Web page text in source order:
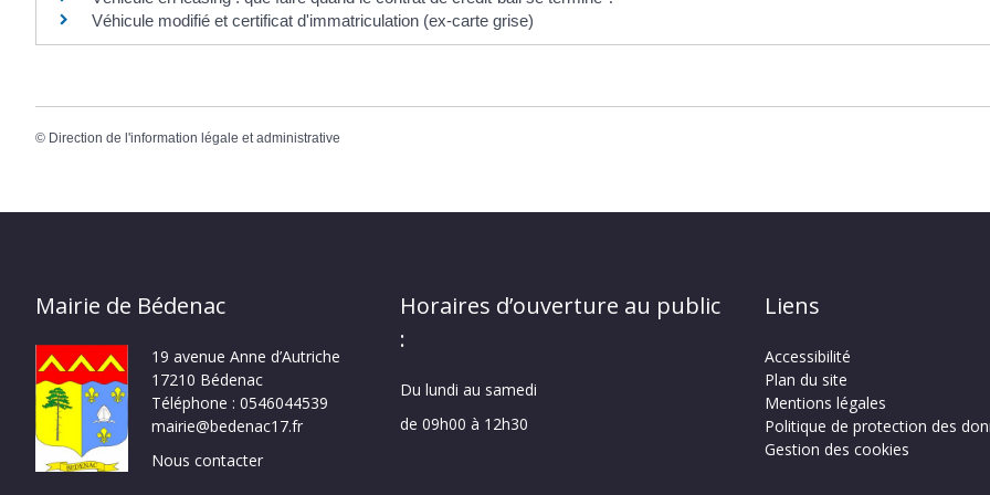
Véhicule modifié et certificat d'immatriculation (ex-carte grise)
© Direction de l'information légale et administrative
Mairie de Bédenac
19 avenue Anne d’Autriche
17210 Bédenac
Téléphone : 0546044539
mairie@bedenac17.fr
Nous contacter
Horaires d’ouverture au public
:
Du lundi au samedi
de 09h00 à 12h30
Liens
Accessibilité
Plan du site
Mentions légales
Politique de protection des
Gestion des cookies